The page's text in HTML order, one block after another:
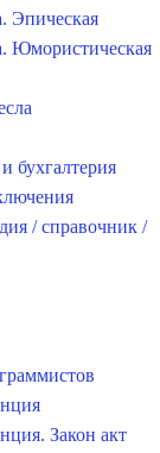
Эпическая
Юмористическая
бухгалтерия
/ справочник /
Закон акт